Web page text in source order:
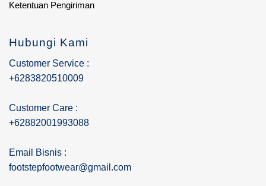
Ketentuan Pengiriman
Hubungi Kami
Customer Service :
+6283820510009
Customer Care :
+62882001993088
Email Bisnis :
footstepfootwear@gmail.com